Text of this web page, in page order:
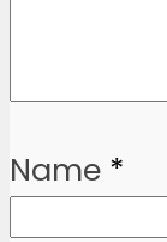
Name *